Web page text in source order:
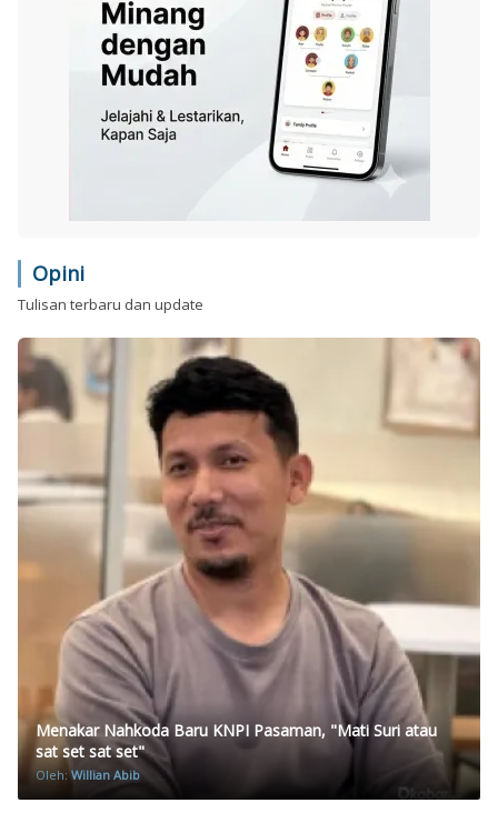
Opini
Tulisan terbaru dan update
Menakar Nahkoda Baru KNPI Pasaman, "Mati Suri atau
sat set sat set"
Oleh:Willian Abib